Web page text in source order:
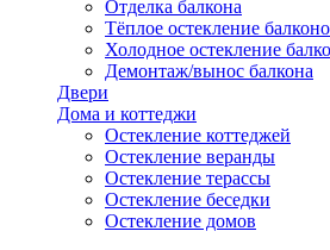
Отделка балкона
Тёплое остекление
Холодное остекление
Демонтаж/вынос балкона
Двери
Дома и коттеджи
Остекление коттеджей
Остекление веранды
Остекление терассы
Остекление беседки
Остекление домов